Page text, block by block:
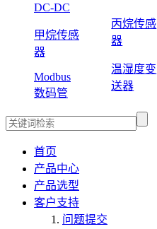
DC-DC
甲烷传感
器
Modbus
数码管
丙烷传感
器
温湿度变
送器
首页
产品中心
产品选型
客户支持
问题提交